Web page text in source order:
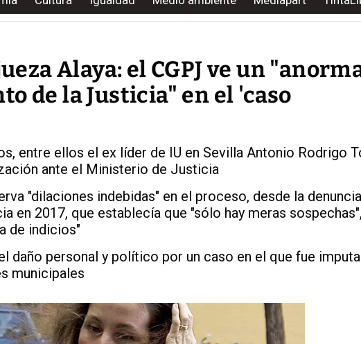
Alaya: el CGPJ ve un
de la Justicia" en el 'caso
entre ellos el ex líder de IU en Sevilla Antonio Rodrigo
ante el Ministerio de Justicia
"dilaciones indebidas" en el proceso, desde la
en 2017, que establecía que "sólo hay meras
de indicios"
daño personal y político por un caso en el que fue
municipales